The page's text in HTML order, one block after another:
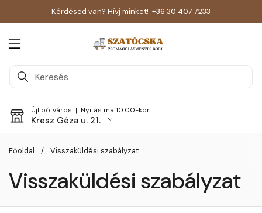
Kérdésed van? Hívj minket! +36 30 407 7233
Menü megnyitása
Újlipótváros | Nyitás ma 10:00-kor
Kresz Géza u. 21.
Főoldal / Visszaküldési szabályzat
Visszaküldési szabályzat